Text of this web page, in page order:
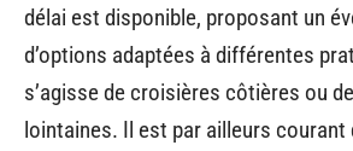
délai est disponible, proposant un
d’options adaptées à différentes
s’agisse de croisières côtières ou
lointaines. Il est par ailleurs courant